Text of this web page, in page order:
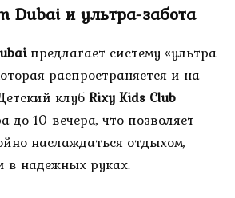
Dubai и ультра-забота
предлагает систему «ультра
распространяется и на
клубRixy Kids Club
до 10 вечера, что позволяет
наслаждаться отдыхом,
в надежных руках.